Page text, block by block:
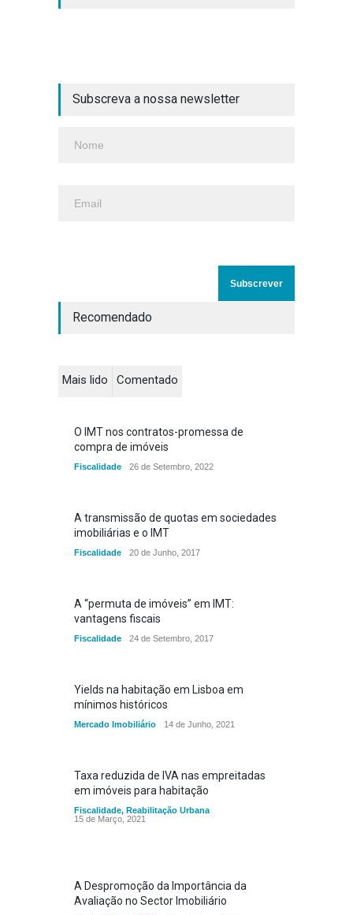
Subscreva a nossa newsletter
Recomendado
Mais lido Comentado
O IMT nos contratos-promessa de
compra de imóveis
Fiscalidade 26 de Setembro, 2022
A transmissão de quotas em sociedades
imobiliárias e o IMT
Fiscalidade 20 de Junho, 2017
A “permuta de imóveis” em IMT:
vantagens fiscais
Fiscalidade 24 de Setembro, 2017
Yields na habitação em Lisboa em
mínimos históricos
Mercado Imobiliário 14 de Junho, 2021
Taxa reduzida de IVA nas empreitadas
em imóveis para habitação
Fiscalidade, Reabilitação Urbana
15 de Março, 2021
A Despromoção da Importância da
Avaliação no Sector Imobiliário